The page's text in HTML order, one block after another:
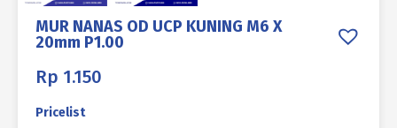
MUR NANAS OD UCP KUNING M6 X
20mm P1.00
Rp 1.150
Pricelist